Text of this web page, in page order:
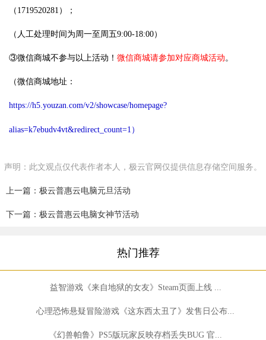
（1719520281）；
（人工处理时间为周一至周五9:00-18:00）
③微信商城不参与以上活动！ 微信商城请参加对应商城活动 。
（微信商城地址：
https://h5.youzan.com/v2/showcase/homepage?
alias=k7ebudv4vt&redirect_count=1 ）
声明：此文观点仅代表作者本人，极云官网仅提供信息存储空间服务。
上一篇：极云普惠云电脑元旦活动
下一篇：极云普惠云电脑女神节活动
热门推荐
益智游戏《来自地狱的女友》Steam页面上线 ...
心理恐怖悬疑冒险游戏《这东西太丑了》发售日公布...
《幻兽帕鲁》PS5版玩家反映存档丢失BUG 官...